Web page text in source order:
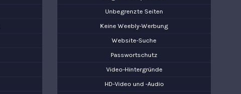
Unbegrenzte Seiten
Keine Weebly-Werbung
Website-Suche
Passwortschutz
Video-Hintergründe
HD-Video und -Audio